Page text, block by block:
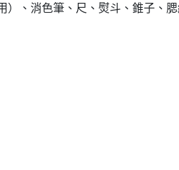
）、消色筆、尺、熨斗、錐子、